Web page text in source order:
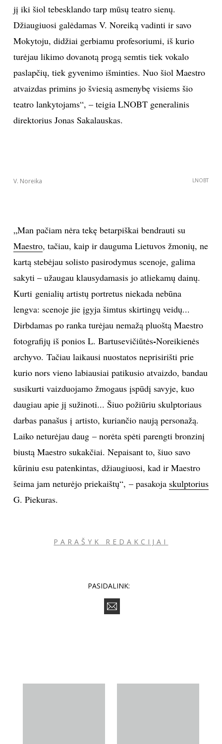
ĮDOMYBĖS
ISTORIJA
KNYGOS
INTERJERAS
NAMAI
RECEPTAI
NELAIMĖS
KONTAKTAI
PRIVATUMO POLITIKA
Sekite mus:
PRENUMERUOK
NAUJIENLAIŠKĮ
Prenumeruodami portalą,
Jūs sutinkate su
jį iki šiol tebesklando tarp mūsų teatro sienų.
Džiaugiuosi galėdamas V. Noreiką vadinti ir savo
Mokytoju, didžiai gerbiamu profesoriumi, iš kurio
turėjau likimo dovanotą progą semtis tiek vokalo
paslapčių, tiek gyvenimo išminties. Nuo šiol Maestro
atvaizdas primins jo šviesią asmenybę visiems šio
teatro lankytojams“, – teigia LNOBT generalinis
direktorius Jonas Sakalauskas.
V. Noreika LNOBT
„Man pačiam nėra tekę betarpiškai bendrauti su
Maestro, tačiau, kaip ir dauguma Lietuvos žmonių, ne
kartą stebėjau solisto pasirodymus scenoje, galima
sakyti – užaugau klausydamasis jo atliekamų dainų.
Kurti genialių artistų portretus niekada nebūna
lengva: scenoje jie įgyja šimtus skirtingų veidų...
Dirbdamas po ranka turėjau nemažą pluoštą Maestro
fotografijų iš ponios L. Bartusevičiūtės-Noreikienės
archyvo. Tačiau laikausi nuostatos neprisirišti prie
kurio nors vieno labiausiai patikusio atvaizdo, bandau
susikurti vaizduojamo žmogaus įspūdį savyje, kuo
daugiau apie jį sužinoti... Šiuo požiūriu skulptoriaus
darbas panašus į artisto, kuriančio naują personažą.
Laiko neturėjau daug – norėta spėti parengti bronzinį
biustą Maestro sukakčiai. Nepaisant to, šiuo savo
kūriniu esu patenkintas, džiaugiuosi, kad ir Maestro
šeima jam neturėjo priekaištų“, – pasakoja skulptorius
G. Piekuras.
PARAŠYK REDAKCIJAI
PASIDALINK: